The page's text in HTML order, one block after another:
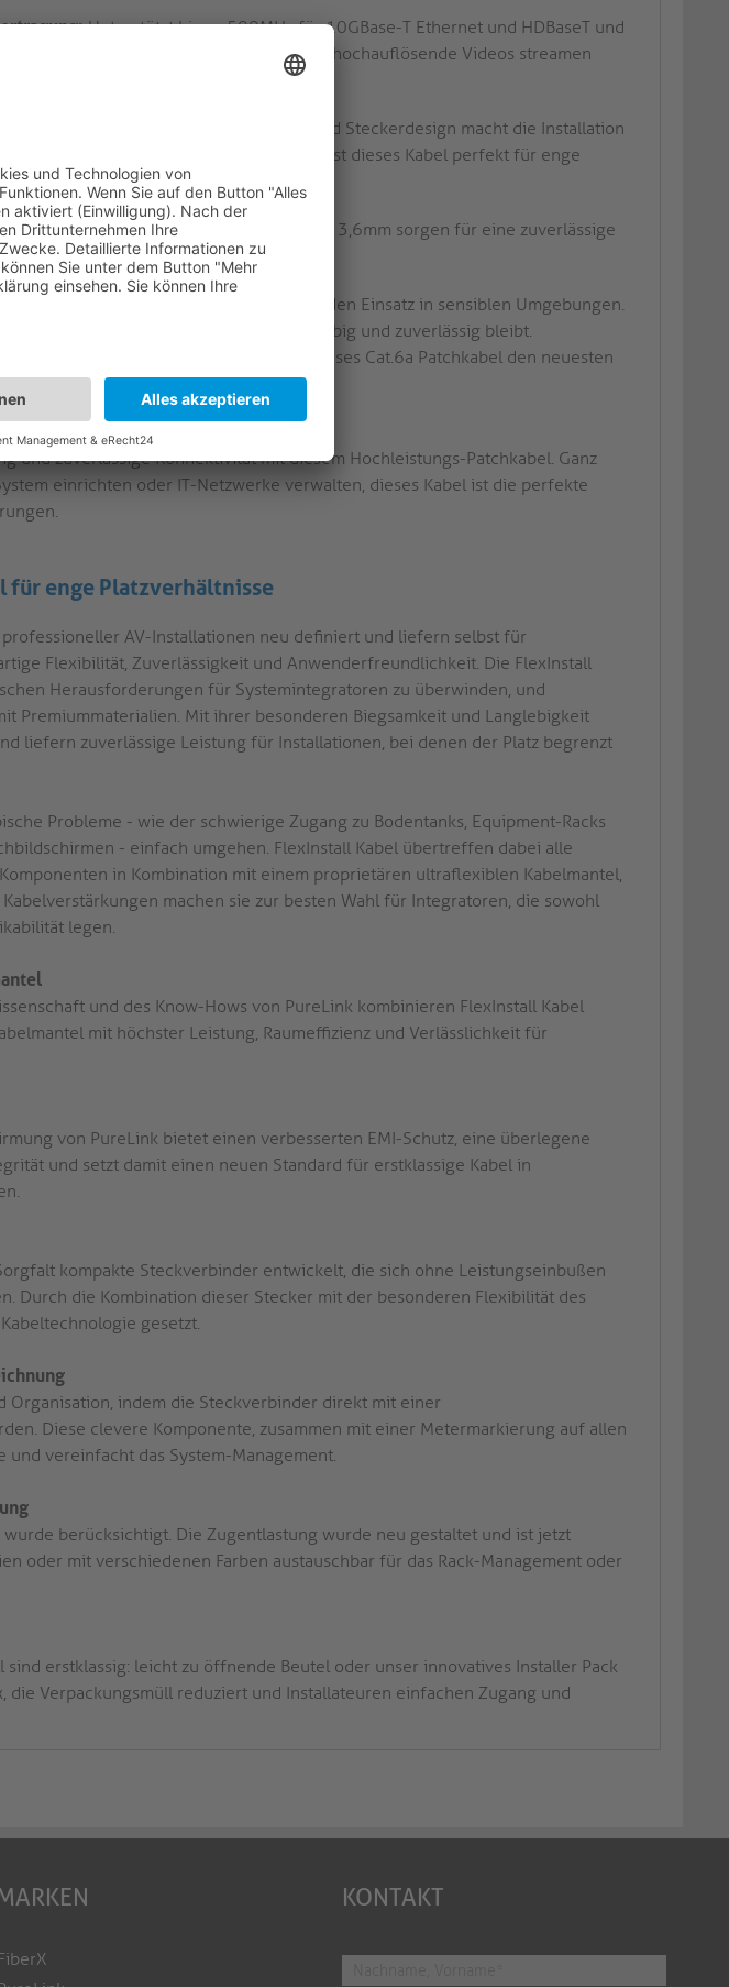
Unterstützt bis zu 500MHz für 10GBase-T Ethernet und HDBaseT und
Egal, ob Sie hochauflösende Videos streamen
Kabel bietet optimale Leistung.
Das ultraflexible und kompakte Kabel- und Steckerdesign macht die Installation
Stecker-zu-RJ45-Stecker-Verbindung ist dieses Kabel perfekt für enge
geeignet.
Kupferleiter mit einem Durchmesser von 3,6mm sorgen für eine zuverlässige
ist halogenfrei und somit sicher für den Einsatz in sensiblen Umgebungen.
und sorgt dafür, dass das Kabel langlebig und zuverlässig bleibt.
bis zu 100W Übertragung bietet Ihnen dieses Cat.6a Patchkabel den neuesten
Ultra Flexible Patchkabel
und zuverlässige Konnektivität mit diesem Hochleistungs-Patchkabel. Ganz
einrichten oder IT-Netzwerke verwalten, dieses Kabel ist die perfekte
für enge Platzverhältnisse
AV-Installationen neu definiert und liefern selbst für
Flexibilität, Zuverlässigkeit und Anwenderfreundlichkeit. Die FlexInstall
Herausforderungen für Systemintegratoren zu überwinden, und
Premiummaterialien. Mit ihrer besonderen Biegsamkeit und Langlebigkeit
liefern zuverlässige Leistung für Installationen, bei denen der Platz begrenzt
Probleme - wie der schwierige Zugang zu Bodentanks, Equipment-Racks
- einfach umgehen. FlexInstall Kabel übertreffen dabei alle
in Kombination mit einem proprietären ultraflexiblen Kabelmantel,
machen sie zur besten Wahl für Integratoren, die sowohl
legen.
und des Know-Hows von PureLink kombinieren FlexInstall Kabel
mit höchster Leistung, Raumeffizienz und Verlässlichkeit für
von PureLink bietet einen verbesserten EMI-Schutz, eine überlegene
und setzt damit einen neuen Standard für erstklassige Kabel in
kompakte Steckverbinder entwickelt, die sich ohne Leistungseinbußen
Durch die Kombination dieser Stecker mit der besonderen Flexibilität des
gesetzt.
Organisation, indem die Steckverbinder direkt mit einer
Diese clevere Komponente, zusammen mit einer Metermarkierung auf allen
vereinfacht das System-Management.
wurde berücksichtigt. Die Zugentlastung wurde neu gestaltet und ist jetzt
oder mit verschiedenen Farben austauschbar für das Rack-Management oder
sind erstklassig: leicht zu öffnende Beutel oder unser innovatives Installer Pack
die Verpackungsmüll reduziert und Installateuren einfachen Zugang und
FiberX
KONTAKT